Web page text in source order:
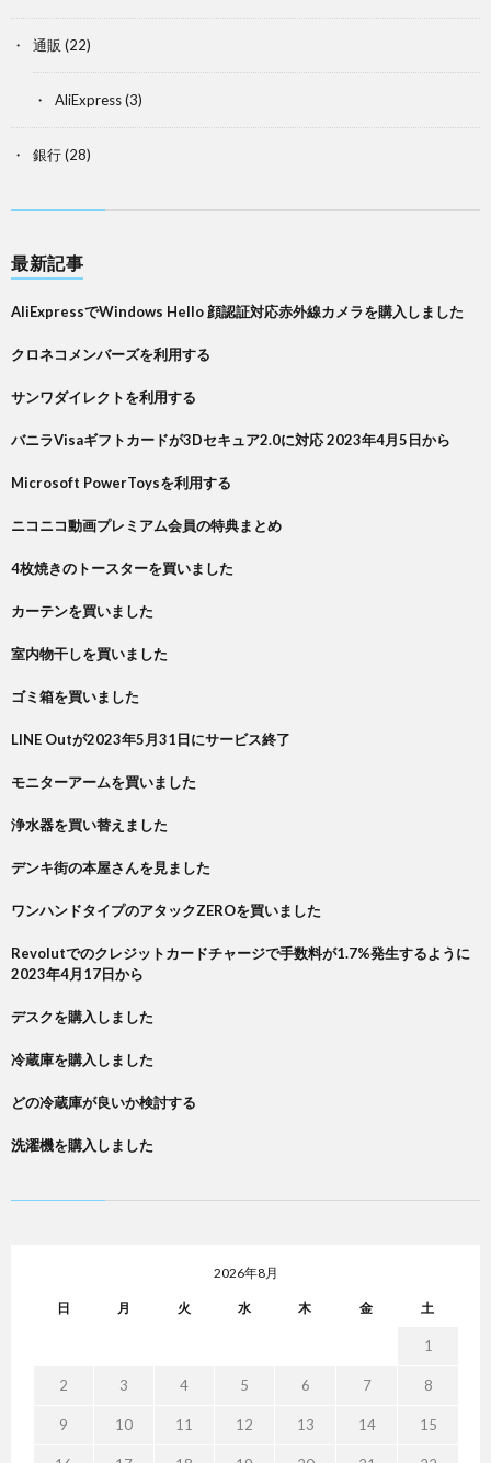
通販 (22)
AliExpress(3)
銀行(28)
最新記事
AliExpressでWindows Hello 顔認証対応赤外線カメラを購入しました
クロネコメンバーズを利用する
サンワダイレクトを利用する
バニラVisaギフトカードが3Dセキュア2.0に対応 2023年4月5日から
Microsoft PowerToysを利用する
ニコニコ動画プレミアム会員の特典まとめ
4枚焼きのトースターを買いました
カーテンを買いました
室内物干しを買いました
ゴミ箱を買いました
LINE Outが2023年5月31日にサービス終了
モニターアームを買いました
浄水器を買い替えました
デンキ街の本屋さんを見ました
ワンハンドタイプのアタックZEROを買いました
Revolutでのクレジットカードチャージで手数料が1.7%発生するように
2023年4月17日から
デスクを購入しました
冷蔵庫を購入しました
どの冷蔵庫が良いか検討する
洗濯機を購入しました
2026年8月
日 月 火 水 木 金 土
1
2 3 4 5 6 7 8
9 10 11 12 13 14 15